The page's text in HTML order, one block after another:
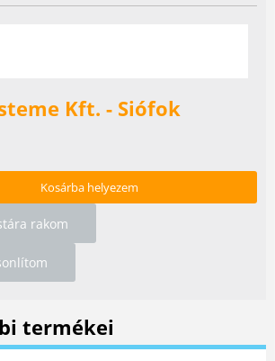
Kft. - Siófok
Kosárba helyezem
rakom
termékei